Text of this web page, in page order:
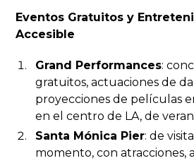
Eventos Gratuitos y
Accesible
Grand Performances:
gratuitos, actuaciones de
proyecciones de películas
en el centro de LA, de
Santa Mónica Pier: de
momento, con atracciones,